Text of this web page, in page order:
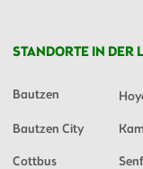
STANDORTE IN DER
Bautzen
Bautzen City
Cottbus